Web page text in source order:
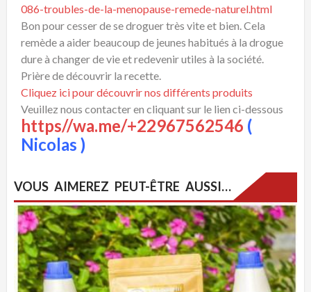
086-troubles-de-la-menopause-remede-naturel.html
Bon pour cesser de se droguer très vite et bien. Cela
remède a aider beaucoup de jeunes habitués à la drogue
dure à changer de vie et redevenir utiles à la société.
Prière de découvrir la recette.
Cliquez ici pour découvrir nos différents produits
Veuillez nous contacter en cliquant sur le lien ci-dessous
https//wa.me/+22967562546 (
Nicolas )
VOUS AIMEREZ PEUT-ÊTRE AUSSI…